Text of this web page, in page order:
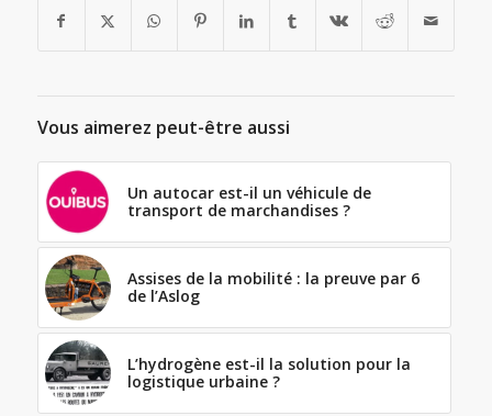
Vous aimerez peut-être aussi
Un autocar est-il un véhicule de
transport de marchandises ?
Assises de la mobilité : la preuve par 6
de l’Aslog
L’hydrogène est-il la solution pour la
logistique urbaine ?